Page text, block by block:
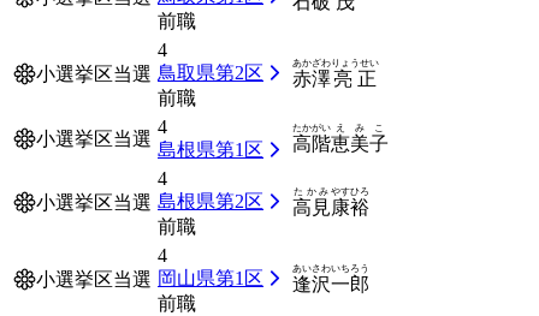
前職
小選挙区当選
4
鳥取県第2区
前職
赤澤
あかざわ
亮正
りょうせい
小選挙区当選
4
島根県第1区
高階
たかがい
恵美子
えみこ
小選挙区当選
4
島根県第2区
前職
高見
たかみ
康裕
やすひろ
小選挙区当選
4
岡山県第1区
前職
逢沢
あいさわ
一郎
いちろう